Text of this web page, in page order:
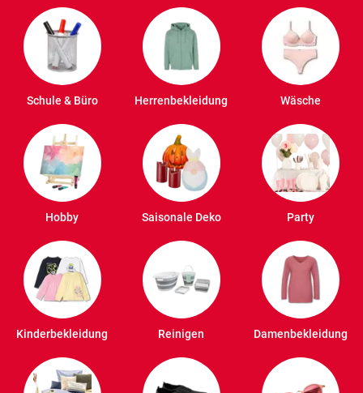
Schule & Büro Herrenbekleidung Wäsche
Hobby Saisonale Deko Party
Kinderbekleidung Reinigen Damenbekleidung